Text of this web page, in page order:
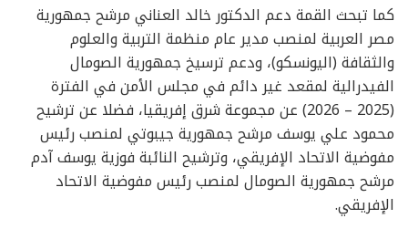
كما تبحث القمة دعم الدكتور خالد العناني مرشح جمهورية
مصر العربية لمنصب مدير عام منظمة التربية والعلوم
والثقافة (اليونسكو)، ودعم ترسيخ جمهورية الصومال
الفيدرالية لمقعد غير دائم في مجلس الأمن في الفترة
(2025 – 2026) عن مجموعة شرق إفريقيا، فضلا عن ترشيح
محمود علي يوسف مرشح جمهورية جيبوتي لمنصب رئيس
مفوضية الاتحاد الإفريقي، وترشيح النائبة فوزية يوسف آدم
مرشح جمهورية الصومال لمنصب رئيس مفوضية الاتحاد
الإفريقي.